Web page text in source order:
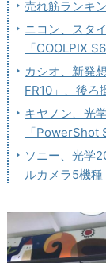
売れ筋ランキ
ニコン、スタ
「COOLPIX
カシオ、新発
FR10」、後ろ
キヤノン、光
「PowerShot
ソニー、光学
ルカメラ5機種